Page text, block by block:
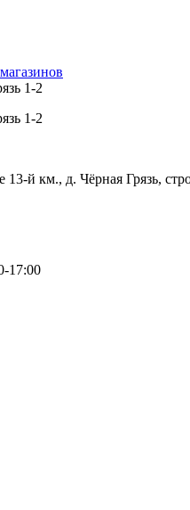
1-2
1-2
й км., д. Чёрная Грязь,
17:00